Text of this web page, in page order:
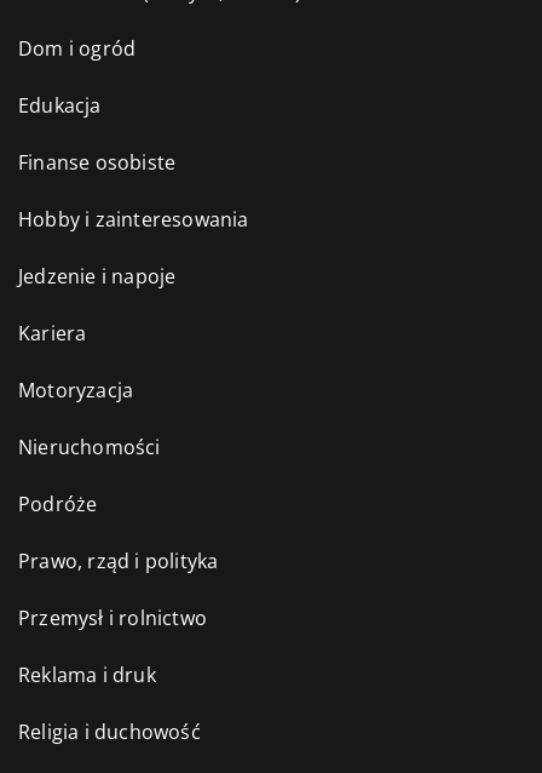
Dom i ogród
Edukacja
Finanse osobiste
Hobby i zainteresowania
Jedzenie i napoje
Kariera
Motoryzacja
Nieruchomości
Podróże
Prawo, rząd i polityka
Przemysł i rolnictwo
Reklama i druk
Religia i duchowość